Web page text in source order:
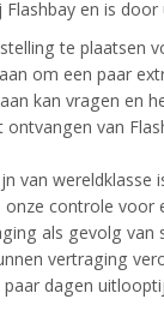
en is door
te plaatsen
om een paar
kan vragen en
van
van wereldklasse
controle voor
als gevolg van
vertraging
dagen